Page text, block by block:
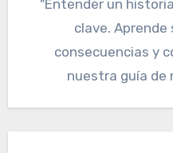
"Entender un historial crediticio negativo es
clave. Aprende
consecuencias y
nuestra guía de